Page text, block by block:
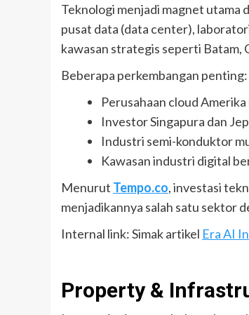
Teknologi menjadi magnet utama
pusat data (data center),
kawasan strategis seperti Batam,
Beberapa perkembangan penting:
Perusahaan cloud
Investor Singapura dan
Industri semi-konduktor
Kawasan industri digital
Menurut Tempo.co, investasi
menjadikannya salah satu sektor
Internal link: Simak artikel Era AI
Property &